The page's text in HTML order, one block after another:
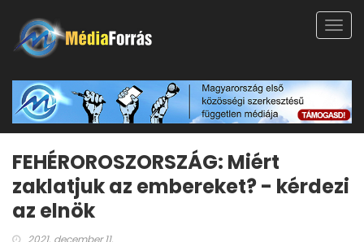
FEHÉROROSZORSZÁG: Miért
zaklatjuk az embereket? - kérdezi
az elnök